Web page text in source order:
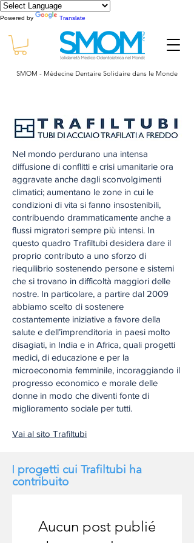
Powered by Translate
SMOM - Médecine Dentaire Solidaire dans le Monde
Nel mondo perdurano una intensa
diffusione di conflitti e crisi umanitarie ora
aggravate anche dagli sconvolgimenti
climatici; aumentano le zone in cui le
condizioni di vita si fanno insostenibili,
contribuendo drammaticamente anche a
flussi migratori sempre più intensi. In
questo quadro Trafiltubi desidera dare il
proprio contributo a uno sforzo di
riequilibrio sostenendo persone e sistemi
che si trovano in difficoltà maggiori delle
nostre. In particolare, a partire dal 2009
abbiamo scelto di sostenere
costantemente iniziative a favore della
salute e dell’imprenditoria in paesi molto
disagiati, in India e in Africa, quali progetti
medici, di educazione e per la
microeconomia femminile, incoraggiando il
progresso economico e morale delle
donne in modo che diventi fonte di
miglioramento sociale per tutti.
Vai al sito Trafiltubi
I progetti cui Trafiltubi ha
contribuito
Aucun post publié